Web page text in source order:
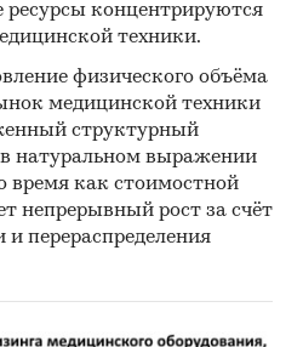
органов
службы РФ
порталы правовой
(сайты, порталы)
концентрируются
техники.
физического объёма
медицинской техники
структурный
натуральном выражении
время как стоимостной
непрерывный рост за счёт
перераспределения